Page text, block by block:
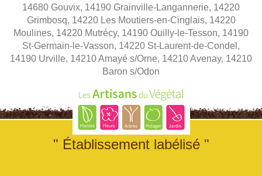
14680 Gouvix, 14190 Grainville-Langannerie, 14220
Grimbosq, 14220 Les Moutiers-en-Cinglais, 14220
Moulines, 14220 Mutrécy, 14190 Ouilly-le-Tesson, 14190
St-Germain-le-Vasson, 14220 St-Laurent-de-Condel,
14190 Urville, 14210 Amayé s/Orne, 14210 Avenay, 14210
Baron s/Odon
" Établissement labélisé "